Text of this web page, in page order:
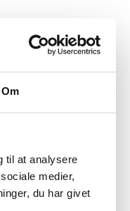
Om
til at analysere
medier,
du har givet